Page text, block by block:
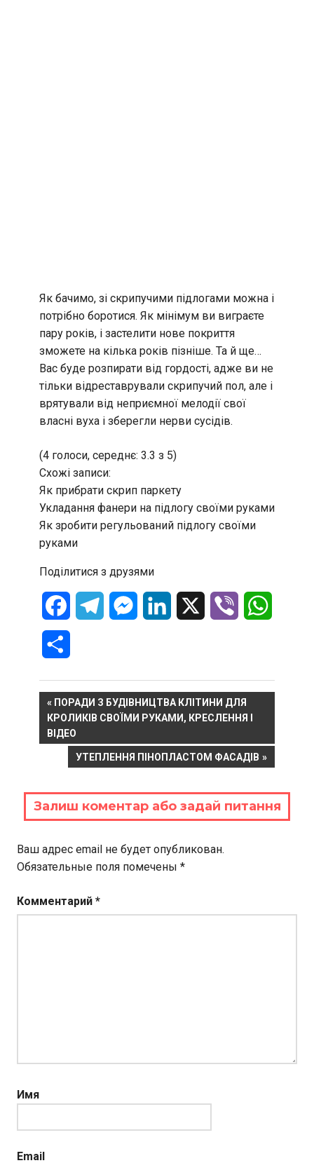
Як бачимо, зі скрипучими підлогами можна і
потрібно боротися. Як мінімум ви виграєте
пару років, і застелити нове покриття
зможете на кілька років пізніше. Та й ще…
Вас буде розпирати від гордості, адже ви не
тільки відреставрували скрипучий пол, але і
врятували від неприємної мелодії свої
власні вуха і зберегли нерви сусідів.
(4 голоси, середнє: 3.3 з 5)
Схожі записи:
Як прибрати скрип паркету
Укладання фанери на підлогу своїми руками
Як зробити регульований підлогу своїми
руками
Поділитися з друзями
FacebookTelegramMessenger
LinkedIn Viber
Навигация
по
записям
PREVIOUS
POST:
ПОРАДИ З БУДІВНИЦТВА КЛІТИНИ ДЛЯ
КРОЛИКІВ СВОЇМИ РУКАМИ, КРЕСЛЕННЯ І
ВІДЕО
NEXT
POST:
УТЕПЛЕННЯ ПІНОПЛАСТОМ ФАСАДІВ
Залиш коментар або задай питання
Ваш адрес email не будет опубликован.
Обязательные поля помечены *
Комментарий *
Имя
Email